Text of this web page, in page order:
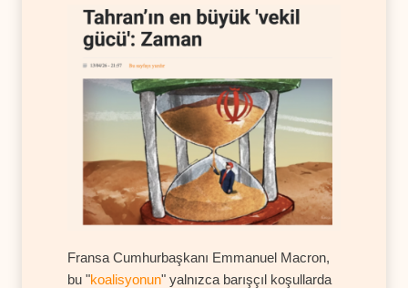
Fransa Cumhurbaşkanı Emmanuel Macron,
bu "koalisyonun" yalnızca barışçıl koşullarda